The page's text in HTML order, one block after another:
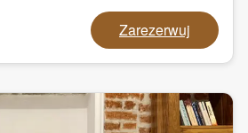
Zarezerwuj